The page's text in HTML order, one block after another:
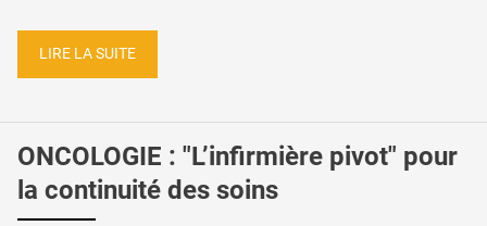
LIRE LA SUITE
ONCOLOGIE : "L’infirmière pivot" pour
la continuité des soins